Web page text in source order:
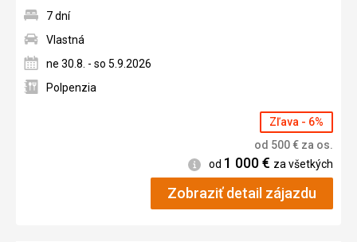
7 dní
Vlastná
ne 30.8. - so 5.9.2026
Polpenzia
Zľava - 6%
od 500€ za os.
Informácie
od 1 000€ za všetkých
Zobraziť detail zájazdu